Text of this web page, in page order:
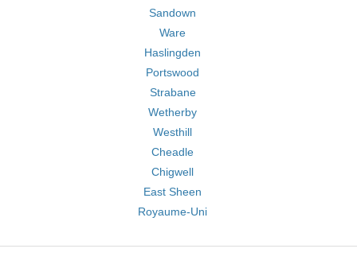
Sandown
Ware
Haslingden
Portswood
Strabane
Wetherby
Westhill
Cheadle
Chigwell
East Sheen
Royaume-Uni